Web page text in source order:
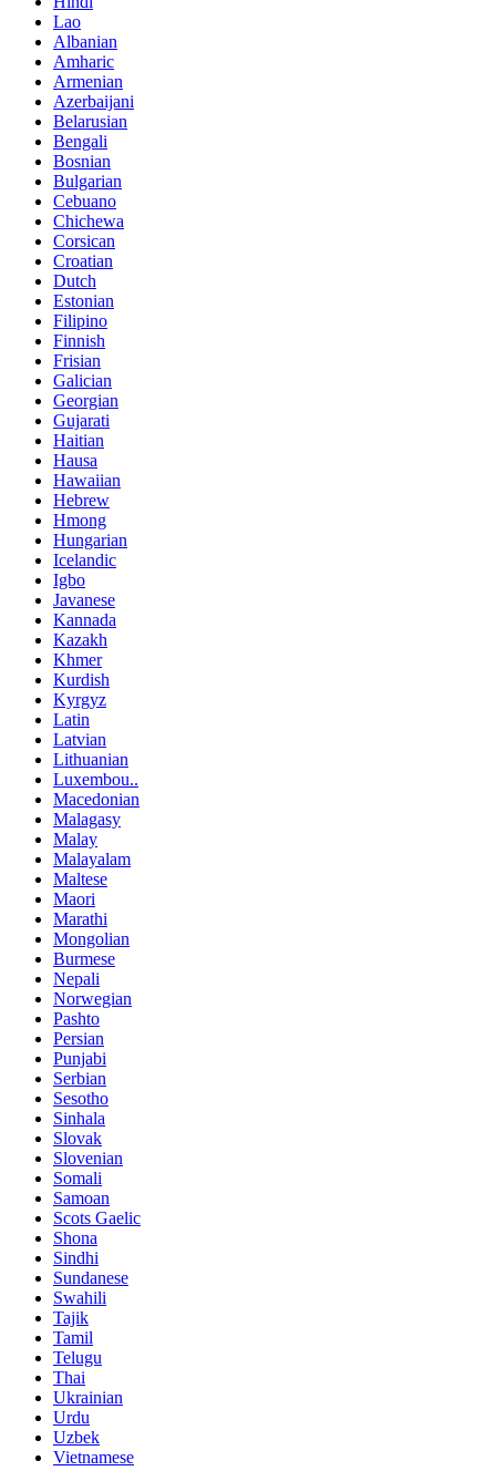
Lao
Albanian
Amharic
Armenian
Azerbaijani
Belarusian
Bengali
Bosnian
Bulgarian
Cebuano
Chichewa
Corsican
Croatian
Dutch
Estonian
Filipino
Finnish
Frisian
Galician
Georgian
Gujarati
Haitian
Hausa
Hawaiian
Hebrew
Hmong
Hungarian
Icelandic
Igbo
Javanese
Kannada
Kazakh
Khmer
Kurdish
Kyrgyz
Latin
Latvian
Lithuanian
Luxembou..
Macedonian
Malagasy
Malay
Malayalam
Maltese
Maori
Marathi
Mongolian
Burmese
Nepali
Norwegian
Pashto
Persian
Punjabi
Serbian
Sesotho
Sinhala
Slovak
Slovenian
Somali
Samoan
Scots Gaelic
Shona
Sindhi
Sundanese
Swahili
Tajik
Tamil
Telugu
Thai
Ukrainian
Urdu
Uzbek
Vietnamese